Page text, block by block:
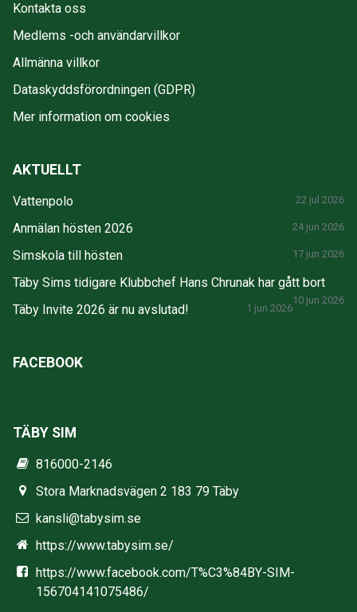
Kontakta oss
Medlems -och användarvillkor
Allmänna villkor
Dataskyddsförordningen (GDPR)
Mer information om cookies
AKTUELLT
Vattenpolo 22 jul 2026
Anmälan hösten 2026 24 jun 2026
Simskola till hösten 17 jun 2026
Täby Sims tidigare Klubbchef Hans Chrunak har gått bort
10 jun 2026
Täby Invite 2026 är nu avslutad! 1 jun 2026
FACEBOOK
TÄBY SIM
816000-2146
Stora Marknadsvägen 2 183 79 Täby
kansli@tabysim.se
https://www.tabysim.se/
https://www.facebook.com/T%C3%84BY-SIM-
156704141075486/